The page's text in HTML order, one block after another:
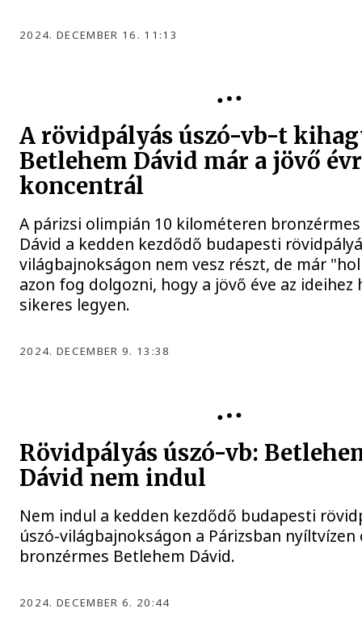
2024. DECEMBER 16. 11:13
A rövidpályás úszó-vb-t
Betlehem Dávid már a jövő
koncentrál
A párizsi olimpián 10 kilométeren
Dávid a kedden kezdődő budapesti
világbajnokságon nem vesz részt, de már
azon fog dolgozni, hogy a jövő éve az ideihez
sikeres legyen.
2024. DECEMBER 9. 13:38
Rövidpályás úszó-vb:
Dávid nem indul
Nem indul a kedden kezdődő budapesti
úszó-világbajnokságon a Párizsban
bronzérmes Betlehem Dávid.
2024. DECEMBER 6. 20:44